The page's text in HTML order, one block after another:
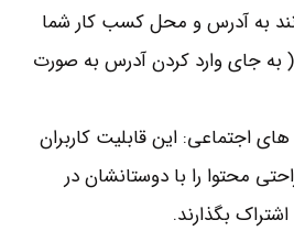
به آدرس و محل کسب کار شما
به جای وارد کردن آدرس به صورت
اجتماعی: این قابلیت کاربران
محتوا را با دوستانشان در
بگذارند.